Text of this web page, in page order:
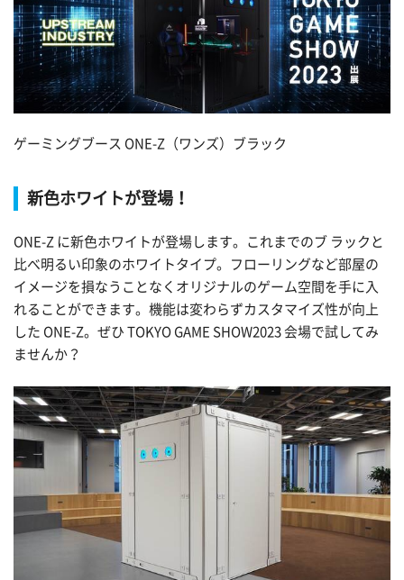
ゲーミングブース ONE-Z（ワンズ）ブラック
新色ホワイトが登場！
ONE-Z に新色ホワイトが登場します。これまでのブ ラックと
比べ明るい印象のホワイトタイプ。フローリングなど部屋の
イメージを損なうことなくオリジナルのゲーム空間を手に入
れることができます。機能は変わらずカスタマイズ性が向上
した ONE-Z。ぜひ TOKYO GAME SHOW2023 会場で試してみ
ませんか？